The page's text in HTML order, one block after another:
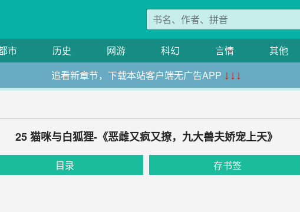
市 历史 网游 科幻 言情 其他
追看新章节，下载本站客户端无广告APP ↓↓↓
25 猫咪与白狐狸-《恶雌又疯又撩，九大兽夫娇宠上天》
目录 存书签